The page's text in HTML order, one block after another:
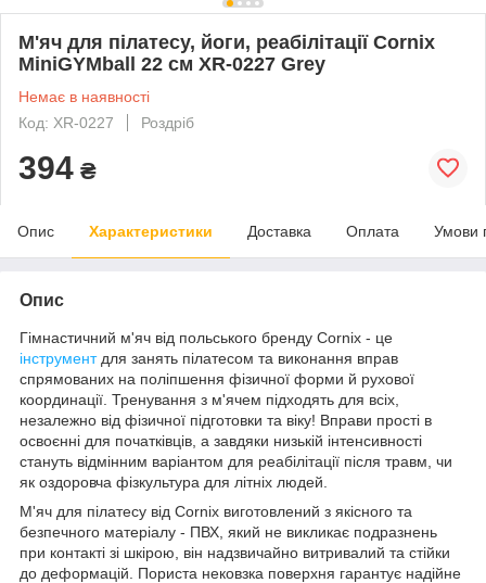
М'яч для пілатесу, йоги, реабілітації Cornix
MiniGYMball 22 см XR-0227 Grey
Немає в наявності
Код: XR-0227
Роздріб
394 ₴
Опис Характеристики Доставка Оплата Умови
Опис
Гімнастичний м'яч від польського бренду Cornix - це
інструментдля занять пілатесом та виконання вправ
спрямованих на поліпшення фізичної форми й рухової
координації. Тренування з м'ячем підходять для всіх,
незалежно від фізичної підготовки та віку! Вправи прості в
освоєнні для початківців, а завдяки низькій інтенсивності
стануть відмінним варіантом для реабілітації після травм, чи
як оздоровча фізкультура для літніх людей.
М'яч для пілатесу від Cornix виготовлений з якісного та
безпечного матеріалу - ПВХ, який не викликає подразнень
при контакті зі шкірою, він надзвичайно витривалий та стійки
до деформацій. Пориста нековзка поверхня гарантує надійне